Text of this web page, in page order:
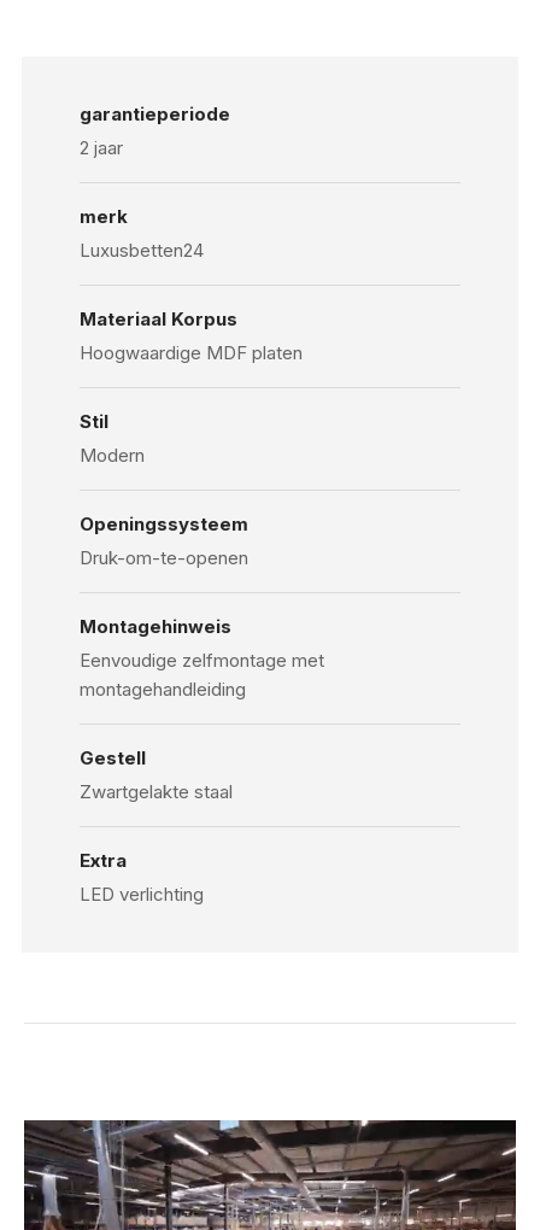
garantieperiode
2 jaar
merk
Luxusbetten24
Materiaal Korpus
Hoogwaardige MDF platen
Stil
Modern
Openingssysteem
Druk-om-te-openen
Montagehinweis
Eenvoudige zelfmontage met
montagehandleiding
Gestell
Zwartgelakte staal
Extra
LED verlichting